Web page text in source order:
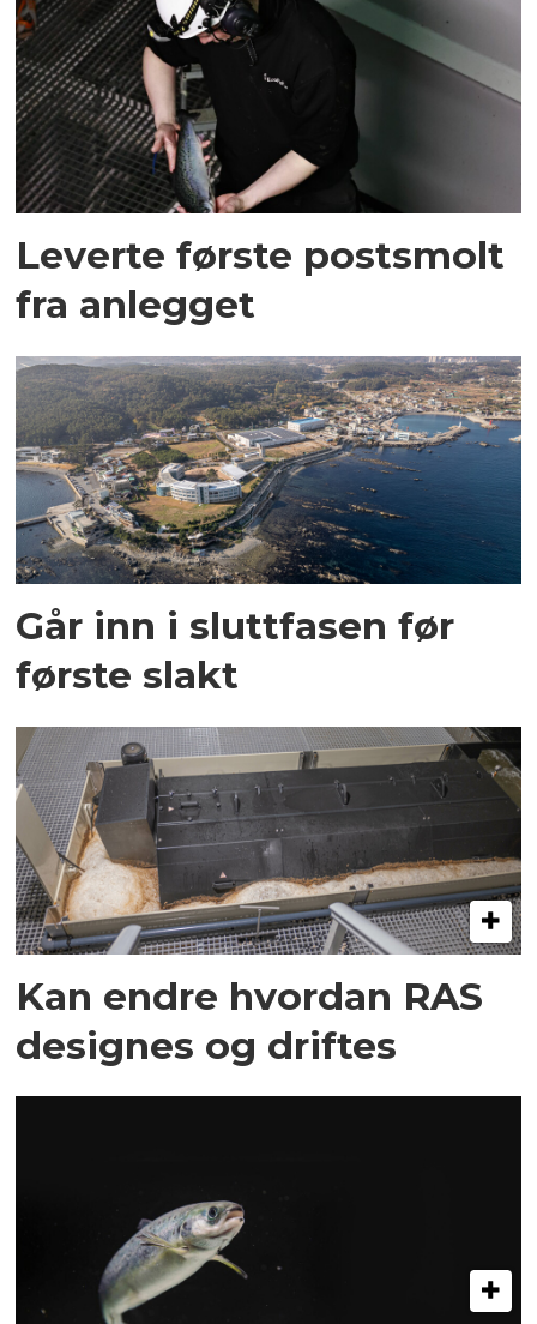
Leverte første postsmolt
fra anlegget
Går inn i sluttfasen før
første slakt
Kan endre hvordan RAS
designes og driftes